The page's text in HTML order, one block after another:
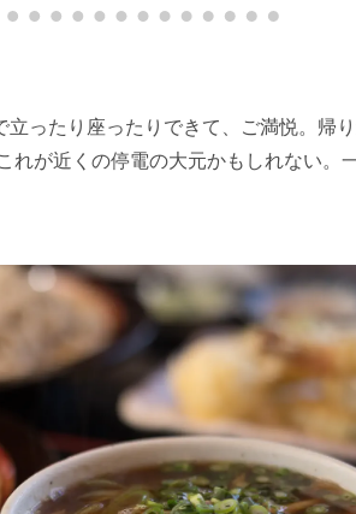
ったり座ったりできて、ご満悦。帰
が近くの停電の大元かもしれない。